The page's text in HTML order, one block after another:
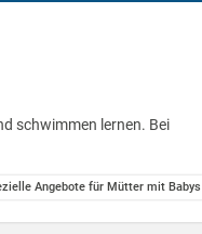
schwimmen lernen. Bei
Angebote für Mütter mit Babys